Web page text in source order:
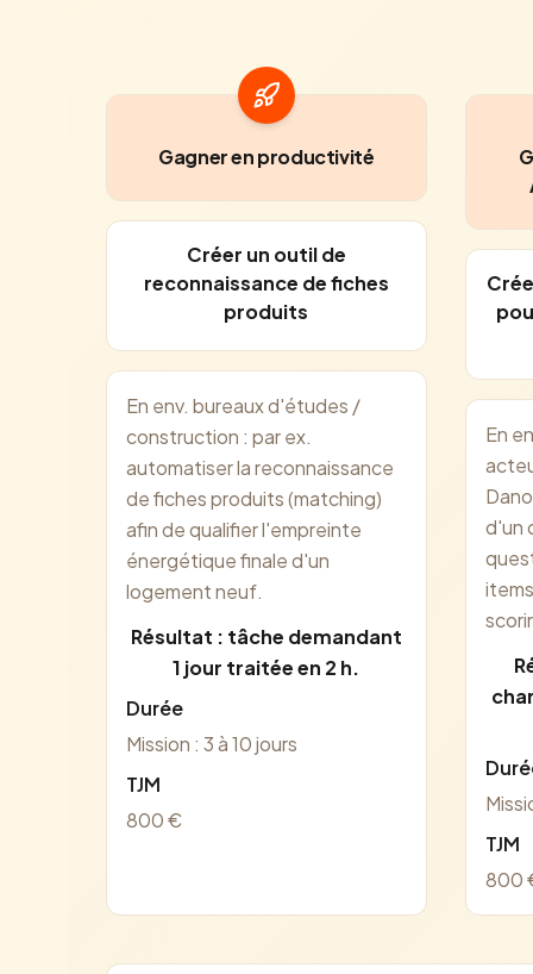
Gagner en productivité
Créer un outil de
reconnaissance de fiches
produits
En env. bureaux d'études /
construction : par ex.
automatiser la reconnaissance
de fiches produits (matching)
afin de qualifier l'empreinte
énergétique finale d'un
logement neuf.
Résultat : tâche demandant
1 jour traitée en 2 h.
Durée
Mission : 3 à 10 jours
TJM
800 €
En
d'un
TJM
800